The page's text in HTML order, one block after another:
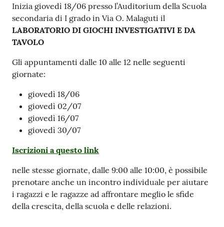
Inizia giovedì 18/06 presso l’Auditorium della Scuola
secondaria di I grado in Via O. Malaguti il
LABORATORIO DI GIOCHI INVESTIGATIVI E DA
TAVOLO
Gli appuntamenti dalle 10 alle 12 nelle seguenti
giornate:
giovedì 18/06
giovedì 02/07
giovedì 16/07
giovedì 30/07
Iscrizioni a questo link
nelle stesse giornate, dalle 9:00 alle 10:00, è possibile
prenotare anche un incontro individuale per aiutare
i ragazzi e le ragazze ad affrontare meglio le sfide
della crescita, della scuola e delle relazioni.